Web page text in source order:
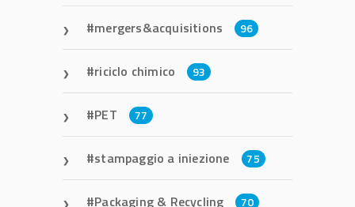
mergers&acquisitions 96
riciclo chimico 93
PET 77
stampaggio a iniezione 75
Packaging & Recycling 70